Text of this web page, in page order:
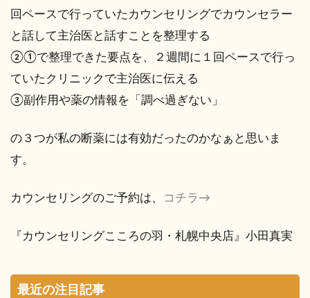
回ペースで行っていたカウンセリングでカウンセラー
と話して主治医と話すことを整理する
②①で整理できた要点を、２週間に１回ペースで行っ
ていたクリニックで主治医に伝える
③副作用や薬の情報を「調べ過ぎない」
の３つが私の断薬には有効だったのかなぁと思いま
す。
カウンセリングのご予約は、 コチラ→
『カウンセリングこころの羽・札幌中央店』小田真実
最近の注目記事